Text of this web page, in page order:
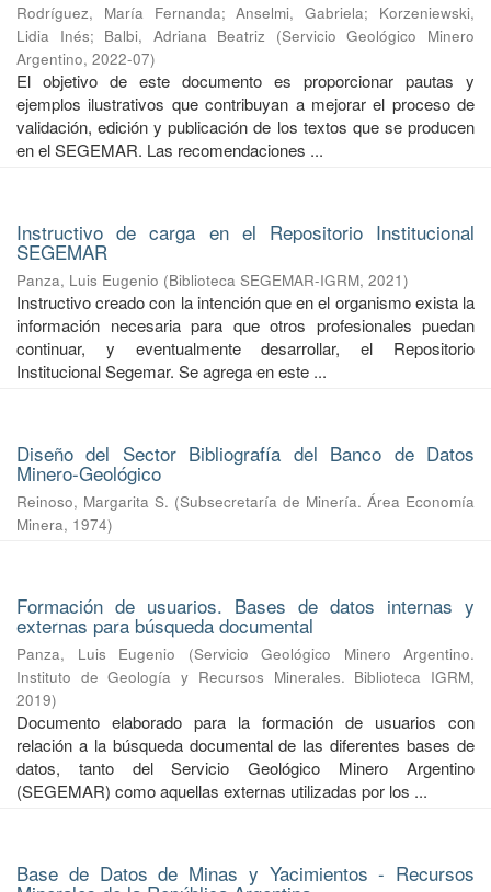
Rodríguez, María Fernanda;Anselmi, Gabriela; Korzeniewski,
Lidia Inés; Balbi, Adriana Beatriz (Servicio Geológico Minero
Argentino, 2022-07)
El objetivo de este documento es proporcionar pautas y
ejemplos ilustrativos que contribuyan a mejorar el proceso de
validación, edición y publicación de los textos que se producen
en el SEGEMAR. Las recomendaciones ...
Instructivo de carga en el Repositorio Institucional
SEGEMAR
Panza, Luis Eugenio (Biblioteca SEGEMAR-IGRM, 2021)
Instructivo creado con la intención que en el organismo exista la
información necesaria para que otros profesionales puedan
continuar, y eventualmente desarrollar, el Repositorio
Institucional Segemar. Se agrega en este ...
Diseño del Sector Bibliografía del Banco de Datos
Minero-Geológico
Reinoso, Margarita S. (Subsecretaría de Minería. Área Economía
Minera, 1974)
Formación de usuarios. Bases de datos internas y
externas para búsqueda documental
Panza, Luis Eugenio (Servicio Geológico Minero Argentino.
Instituto de Geología y Recursos Minerales. Biblioteca IGRM,
2019)
Documento elaborado para la formación de usuarios con
relación a la búsqueda documental de las diferentes bases de
datos, tanto del Servicio Geológico Minero Argentino
(SEGEMAR) como aquellas externas utilizadas por los ...
Base de Datos de Minas y Yacimientos - Recursos